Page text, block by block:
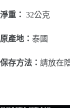
淨重： 32公克
原產地： 泰國
保存方法： 請放在